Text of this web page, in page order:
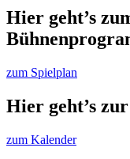
Hier geht’s
zum Spielplan
Hier geht’s
zum Kalender